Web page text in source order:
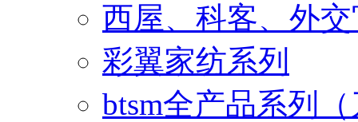
西屋、科客、外
彩翼家纺系列
btsm全产品系列